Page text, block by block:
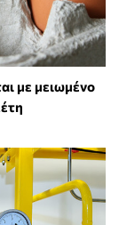
με μειωμένο